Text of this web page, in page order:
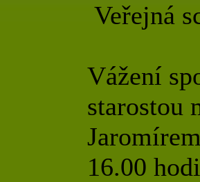
Veřejná
Vážení
starostou
16.00